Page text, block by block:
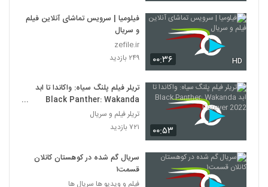
فرار بزرگ - The Great Escape 1963
71
۶۸۳ بازدید
گرینچ - The Grinch 2018
۷۱۳ بازدید
همسایه ها 1952
۰۰:۳۶ HD
فیلومیا | سرویس تماشای آنلاین فیلم
و سریال
zefile.ir
۲۴۹ بازدید
۰۰:۵۳
تریلر فیلم پلنگ سیاه: واکاندا تا ابد
Black Panther: Wakanda
Forever 2022
تریلر فیلم و سریال
۷۲۱ بازدید
سریال گم شده در کوهستان کانلان
قسمت۱
فیلم و ویدیو ها سریال ها